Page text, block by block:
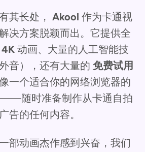
其长处， Akool 作为卡通视
决方案脱颖而出。它提供全
4K 动画、大量的人工智能技
音），还有大量的 免费试用
一个适合你的网络浏览器的
随时准备制作从卡通自拍
告的任何内容。
部动画杰作感到兴奋，我们